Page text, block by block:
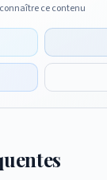
ce contenu